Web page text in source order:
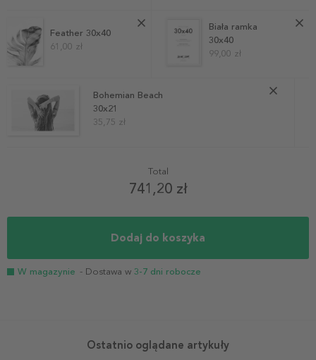
Biała ramka
30x40
99,00 zł
Feather 30x40
61,00 zł
Bohemian Beach
30x21
35,75 zł
Total
741,20 zł
Dodaj do koszyka
W magazynie - Dostawa w 3-7 dni robocze
Ostatnio oglądane artykuły